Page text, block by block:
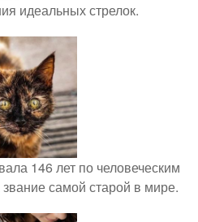
идеальных стрелок.
146 лет по человеческим
самой старой в мире.